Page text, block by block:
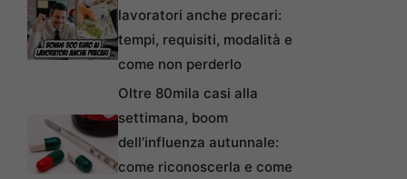
lavoratori anche precari:
tempi, requisiti, modalità e
come non perderlo
Oltre 80mila casi alla
settimana, boom
dell’influenza autunnale:
come riconoscerla e come